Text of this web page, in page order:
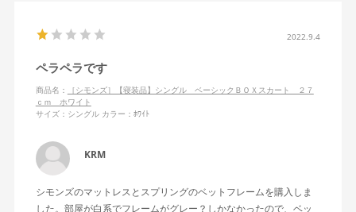
2022.9.4
ペラペラです
商品名：
［シモンズ］【寝装品】シングル ベーシックＢＯＸスカート ２７
ｃｍ ホワイト
サイズ：シングル カラー：ﾎﾜｲﾄ
KRM
シモンズのマットレスとスプリングのベットフレームを購入しま
した。部屋が白系でフレームがグレー？しかなかったので、ベッ